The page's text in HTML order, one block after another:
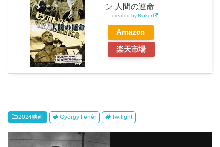
ン 人間の運命
created byRinker
Amazon
楽天市場
2024映画 György Fehér Twilight